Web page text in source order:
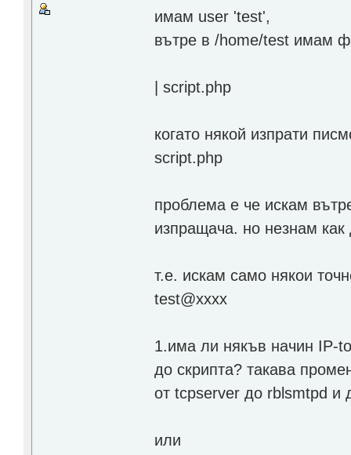
имам user 'test',
вътре в /home/test имам
| script.php
когато някой изпрати
script.php
проблема е че искам
изпращача. но незнам как
т.е. искам само някои
test@xxxx
1.има ли някъв начин IP-
до скрипта? такава
от tcpserver до rblsmtpd и
или